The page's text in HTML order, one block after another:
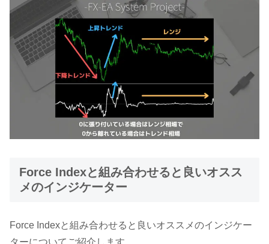
Force Indexと組み合わせると良いオスス
メのインジケーター
Force Indexと組み合わせると良いオススメのインジケー